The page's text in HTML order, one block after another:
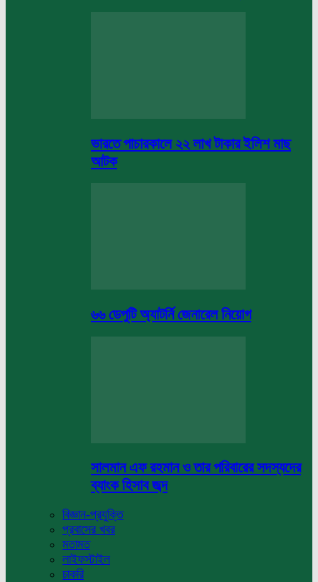
ভারতে পাচারকালে ২২ লাখ টাকার ইলিশ মাছ
আটক
৬৬ ডেপুটি অ্যাটর্নি জেনারেল নিয়োগ
সালমান এফ রহমান ও তার পরিবারের সদস্যদের
ব্যাংক হিসাব জব্দ
বিজ্ঞান-প্রযুক্তি
প্রবাসের খবর
মতামত
লাইফস্টাইল
চাকরি